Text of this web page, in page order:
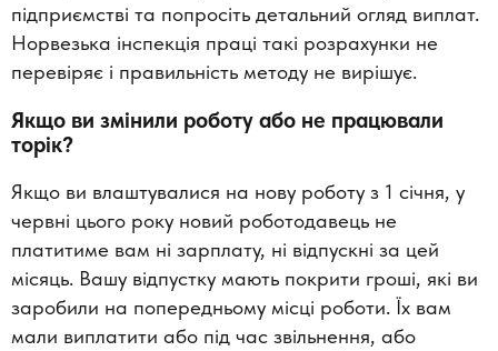
підприємстві та попросіть детальний огляд виплат.
Норвезька інспекція праці такі розрахунки не
перевіряє і правильність методу не вирішує.
Якщо ви змінили роботу або не працювали
торік?
Якщо ви влаштувалися на нову роботу з 1 січня, у
червні цього року новий роботодавець не
платитиме вам ні зарплату, ні відпускні за цей
місяць. Вашу відпустку мають покрити гроші, які ви
заробили на попередньому місці роботи. Їх вам
мали виплатити або під час звільнення, або